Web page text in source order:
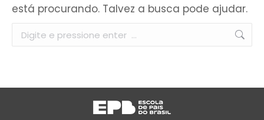
está procurando. Talvez a busca pode ajudar.
Buscar